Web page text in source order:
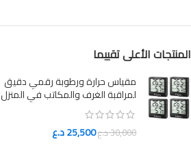
المنتجات الأعلى تقييما
مقياس حرارة ورطوبة رقمي دقيق
لمراقبة الغرف والمكاتب في المنزل
30,000د.ع25,500د.ع